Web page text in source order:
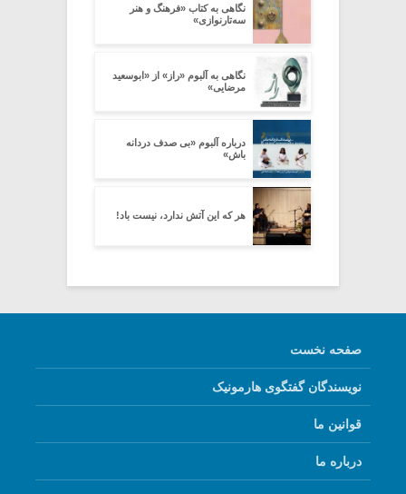
​نگاهی به کتاب «فرهنگ و هنر
سه‌تارنوازی»
نگاهی به آلبوم «راز» از «ابوسعید
مرضایی»
درباره آلبوم «بی صدف دردانه
باش»
هر که این آتش ندارد، نیست باد!
صفحه نخست
نویسندگان گفتگوی هارمونیک
قوانین ما
درباره ما